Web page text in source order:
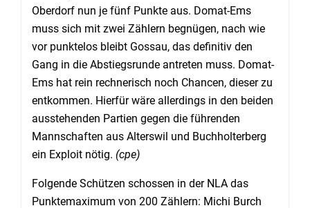
Oberdorf nun je fünf Punkte aus. Domat-Ems
muss sich mit zwei Zählern begnügen, nach wie
vor punktelos bleibt Gossau, das definitiv den
Gang in die Abstiegsrunde antreten muss. Domat-
Ems hat rein rechnerisch noch Chancen, dieser zu
entkommen. Hierfür wäre allerdings in den beiden
ausstehenden Partien gegen die führenden
Mannschaften aus Alterswil und Buchholterberg
ein Exploit nötig. (cpe)
Folgende Schützen schossen in der NLA das
Punktemaximum von 200 Zählern: Michi Burch